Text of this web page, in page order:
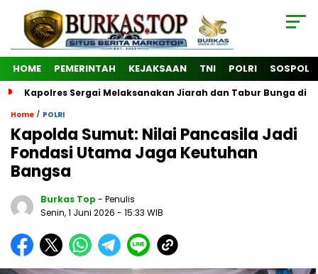
HOME PEMERINTAH KEJAKSAAN TNI POLRI SOSPOL
Kapolres Sergai Melaksanakan Jiarah dan Tabur Bunga di
Home / POLRI
Kapolda Sumut: Nilai Pancasila Jadi
Fondasi Utama Jaga Keutuhan
Bangsa
Burkas Top - Penulis
Senin, 1 Juni 2026 - 15:33 WIB